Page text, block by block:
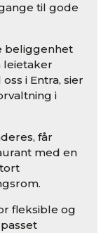
til gode
beliggenhet
leietaker
i Entra, sier
i
får
med en
fleksible og